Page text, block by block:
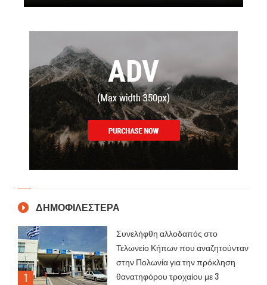
ΔΗΜΟΦΙΛΕΣΤΕΡΑ
Συνελήφθη αλλοδαπός στο
Τελωνείο Κήπων που αναζητούνταν
στην Πολωνία για την πρόκληση
θανατηφόρου τροχαίου με 3